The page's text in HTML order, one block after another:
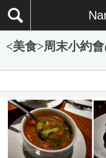
<美食>周末小約